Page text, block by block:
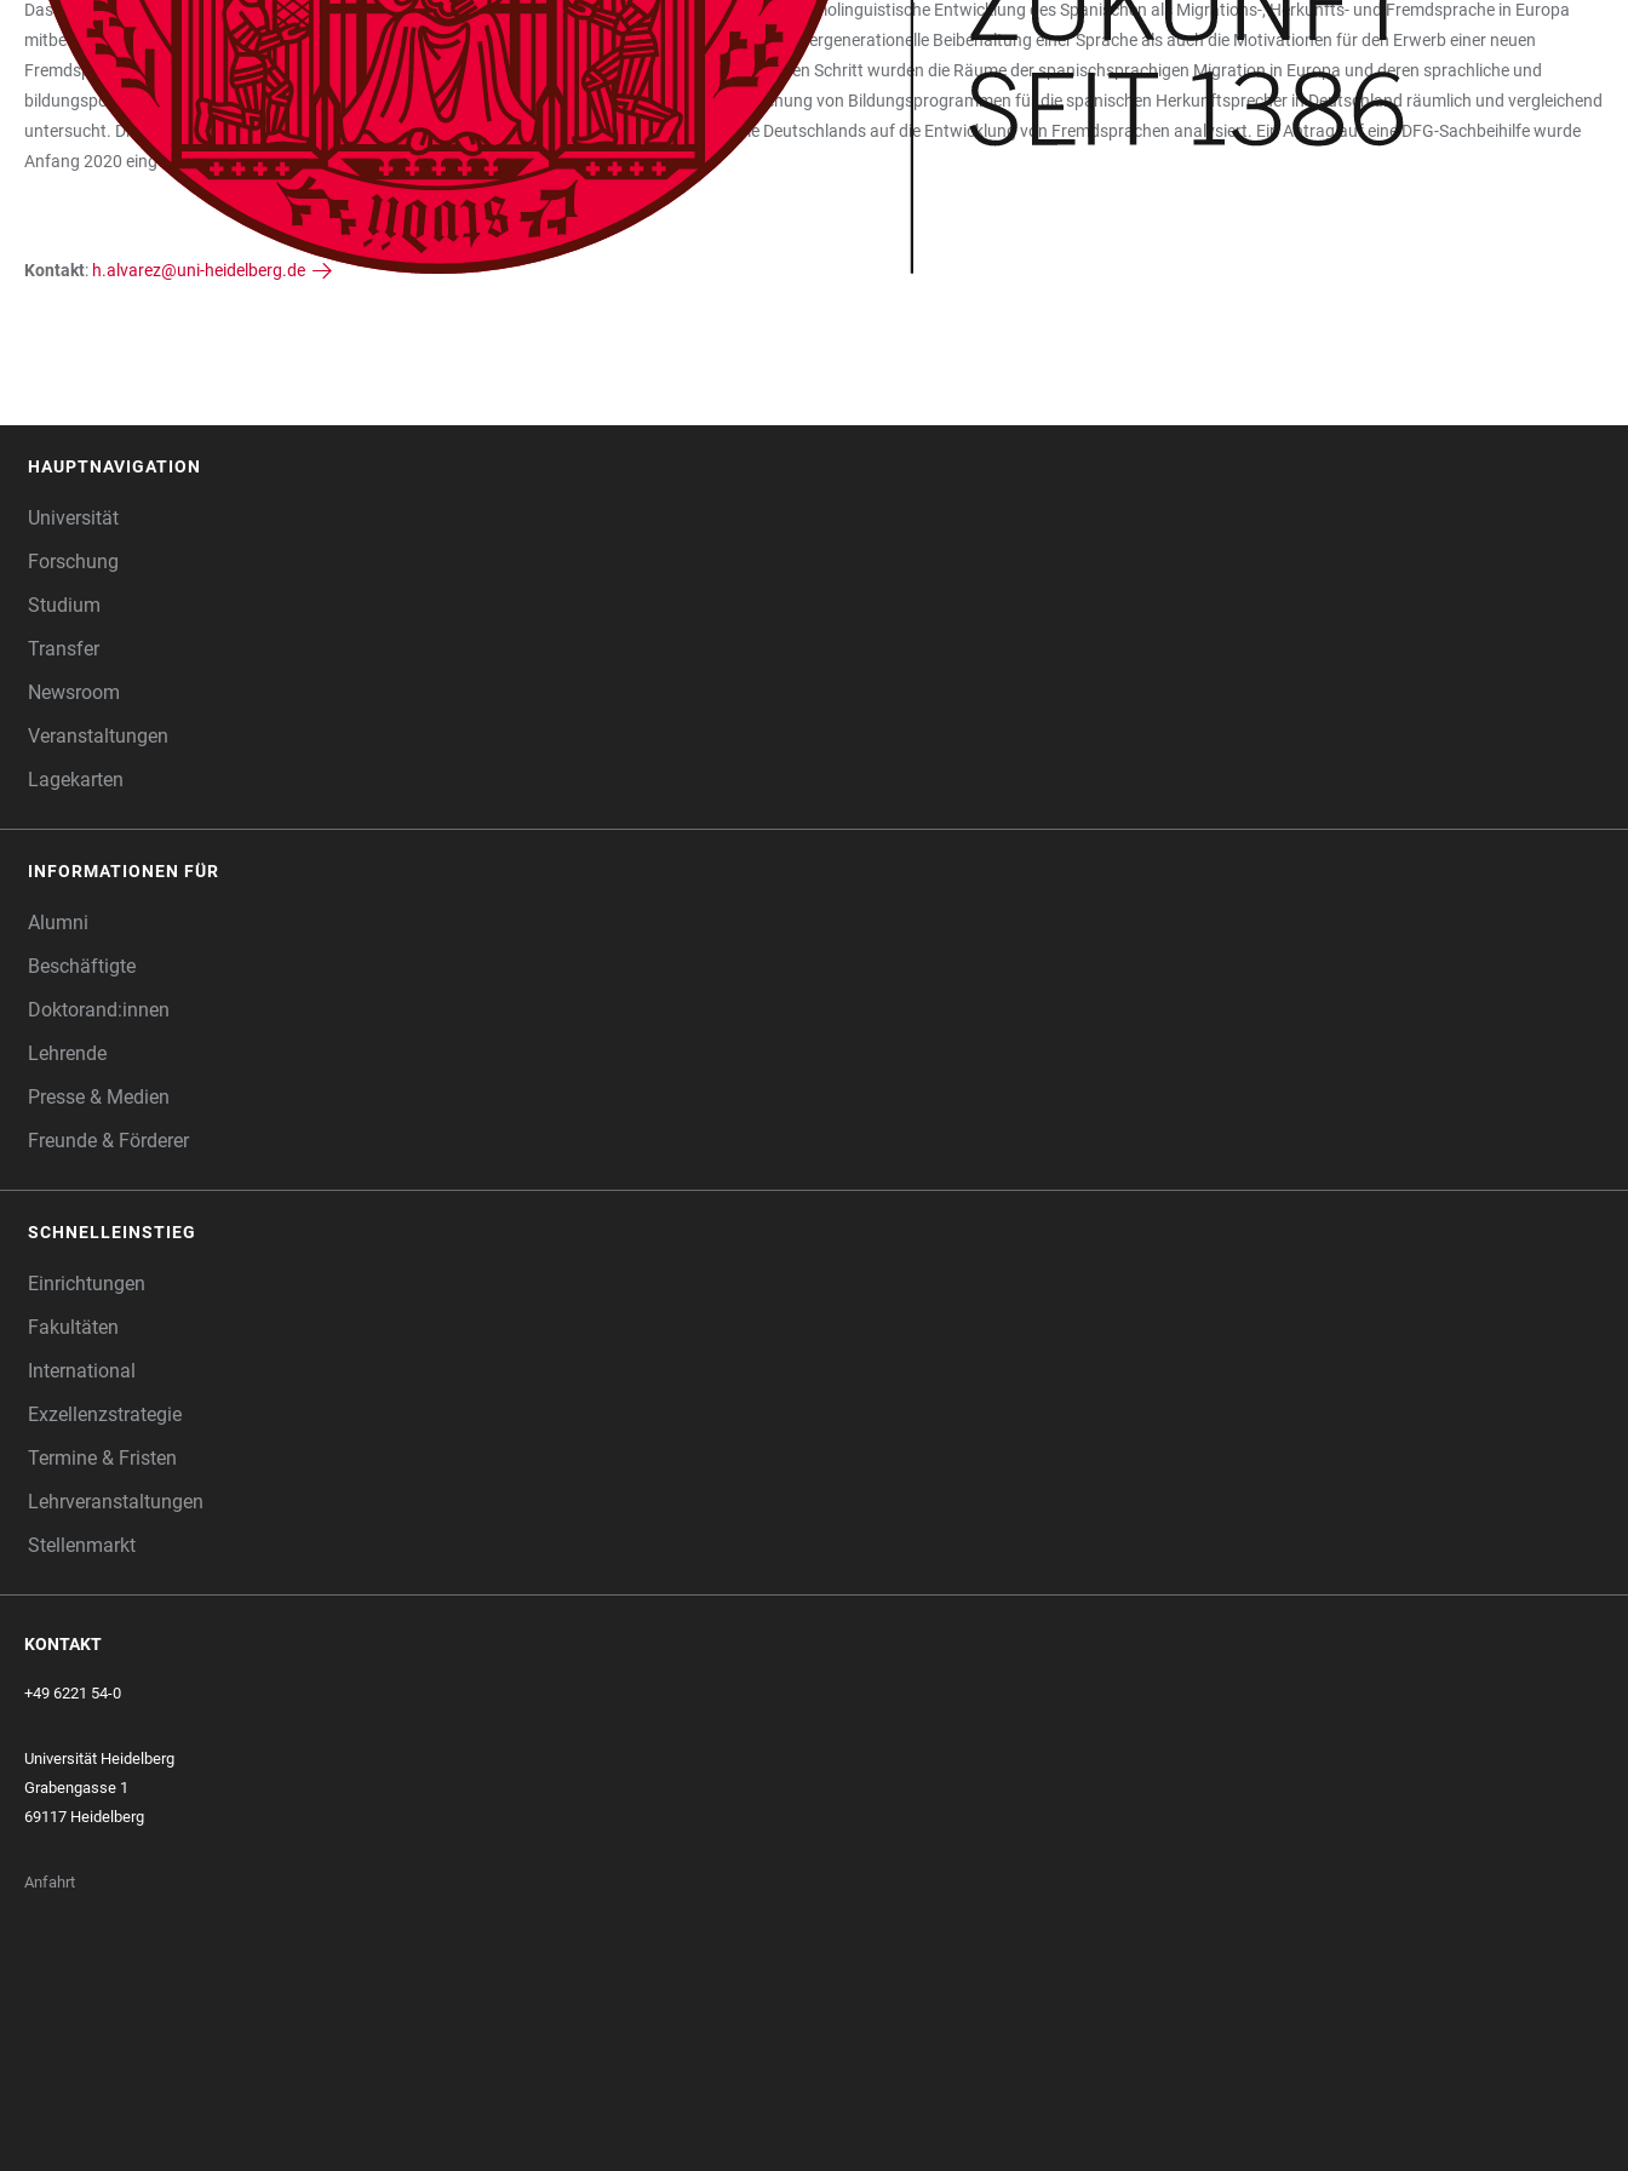
Das Projekt „Mapping the Spanish Language“ ging der Frage nach, welche soziale Faktoren die aktuelle demolinguistische Entwicklung des Spanischen als Migrations-, Herkunfts- und Fremdsprache in Europa
mitbestimmen. Im Förderzeitraum wurden Datensätze erstellt, anhand derer sowohl die Gründe für die intergenerationelle Beibehaltung einer Sprache als auch die Motivationen für den Erwerb einer neuen
Fremdsprache erforscht werden können. Die Datensätze ermöglichten folgende Analysen: In einem ersten Schritt wurden die Räume der spanischsprachigen Migration in Europa und deren sprachliche und
bildungspolitische Herausforderungen beschrieben. Zweitens wurden die Bedingungen für die Entstehung von Bildungsprogrammen für die spanischen Herkunftsprecher in Deutschland räumlich und vergleichend
untersucht. Drittens wurden die Auswirkungen der Sprachpolitiken verschiedener Bildungssysteme Deutschlands auf die Entwicklung von Fremdsprachen analysiert. Ein Antrag auf eine DFG-Sachbeihilfe wurde
Anfang 2020 eingereicht.
Kontakt: h.alvarez@uni-heidelberg.de
HAUPTNAVIGATION
Universität
Forschung
Studium
Transfer
Newsroom
Veranstaltungen
Lagekarten
INFORMATIONEN FÜR
Alumni
Beschäftigte
Doktorand:innen
Lehrende
Presse & Medien
Freunde & Förderer
SCHNELLEINSTIEG
Einrichtungen
Fakultäten
International
Exzellenzstrategie
Termine & Fristen
Lehrveranstaltungen
Stellenmarkt
KONTAKT
+49 6221 54-0
Universität Heidelberg
Grabengasse 1
69117 Heidelberg
Anfahrt